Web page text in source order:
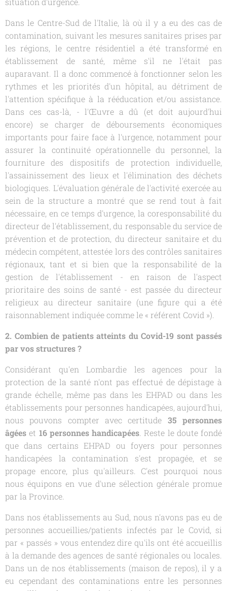
Dans le Centre-Sud de l'Italie, là où il y a eu des cas de
contamination, suivant les mesures sanitaires prises par
les régions, le centre résidentiel a été transformé en
établissement de santé, même s'il ne l'était pas
auparavant. Il a donc commencé à fonctionner selon les
rythmes et les priorités d'un hôpital, au détriment de
l'attention spécifique à la rééducation et/ou assistance.
Dans ces cas-là, - l'Œuvre a dû (et doit aujourd'hui
encore) se charger de déboursements économiques
importants pour faire face à l'urgence, notamment pour
assurer la continuité opérationnelle du personnel, la
fourniture des dispositifs de protection individuelle,
l'assainissement des lieux et l'élimination des déchets
biologiques. L'évaluation générale de l'activité exercée au
sein de la structure a montré que se rend tout à fait
nécessaire, en ce temps d'urgence, la coresponsabilité du
directeur de l'établissement, du responsable du service de
prévention et de protection, du directeur sanitaire et du
médecin compétent, attestée lors des contrôles sanitaires
régionaux, tant et si bien que la responsabilité de la
gestion de l'établissement - en raison de l'aspect
prioritaire des soins de santé - est passée du directeur
religieux au directeur sanitaire (une figure qui a été
raisonnablement indiquée comme le « référent Covid »).
2. Combien de patients atteints du Covid-19 sont passés
par vos structures ?
Considérant qu'en Lombardie les agences pour la
protection de la santé n'ont pas effectué de dépistage à
grande échelle, même pas dans les EHPAD ou dans les
établissements pour personnes handicapées, aujourd'hui,
nous pouvons compter avec certitude 35 personnes
âgéeset 16 personnes handicapées. Reste le doute fondé
que dans certains EHPAD ou foyers pour personnes
handicapées la contamination s'est propagée, et se
propage encore, plus qu'ailleurs. C'est pourquoi nous
nous équipons en vue d'une sélection générale promue
par la Province.
Dans nos établissements au Sud, nous n'avons pas eu de
personnes accueillies/patients infectés par le Covid, si
par « passés » vous entendez dire qu'ils ont été accueillis
à la demande des agences de santé régionales ou locales.
Dans un de nos établissements (maison de repos), il y a
eu cependant des contaminations entre les personnes